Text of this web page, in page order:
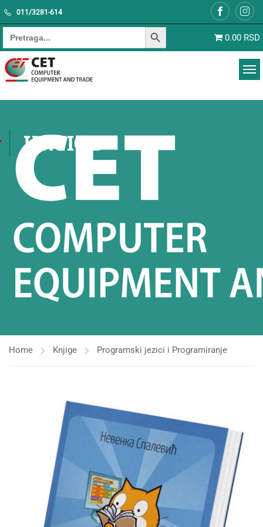
011/3281-614
0.00 RSD
Search for: SEARCH BUTTON
KNJIGE
Home Knjige Programski jezici i Programiranje